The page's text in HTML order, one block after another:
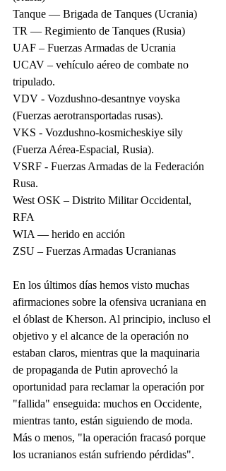
Tanque — Brigada de Tanques (Ucrania)
TR — Regimiento de Tanques (Rusia)
UAF – Fuerzas Armadas de Ucrania
UCAV – vehículo aéreo de combate no
tripulado.
VDV - Vozdushno-desantnye voyska
(Fuerzas aerotransportadas rusas).
VKS - Vozdushno-kosmicheskiye sily
(Fuerza Aérea-Espacial, Rusia).
VSRF - Fuerzas Armadas de la Federación
Rusa.
West OSK – Distrito Militar Occidental,
RFA
WIA — herido en acción
ZSU – Fuerzas Armadas Ucranianas
En los últimos días hemos visto muchas
afirmaciones sobre la ofensiva ucraniana en
el óblast de Kherson. Al principio, incluso el
objetivo y el alcance de la operación no
estaban claros, mientras que la maquinaria
de propaganda de Putin aprovechó la
oportunidad para reclamar la operación por
"fallida" enseguida: muchos en Occidente,
mientras tanto, están siguiendo de moda.
Más o menos, "la operación fracasó porque
los ucranianos están sufriendo pérdidas".